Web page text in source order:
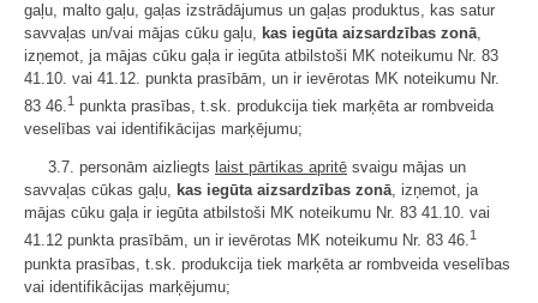
gaļu, malto gaļu, gaļas izstrādājumus un gaļas produktus, kas satur
savvaļas un/vai mājas cūku gaļu, kas iegūta aizsardzības zonā,
izņemot, ja mājas cūku gaļa ir iegūta atbilstoši MK noteikumu Nr. 83
41.10. vai 41.12. punkta prasībām, un ir ievērotas MK noteikumu Nr.
83 46.1 punkta prasības, t.sk. produkcija tiek marķēta ar rombveida
veselības vai identifikācijas marķējumu;
3.7. personām aizliegts laist pārtikas apritē svaigu mājas un
savvaļas cūkas gaļu, kas iegūta aizsardzības zonā, izņemot, ja
mājas cūku gaļa ir iegūta atbilstoši MK noteikumu Nr. 83 41.10. vai
41.12 punkta prasībām, un ir ievērotas MK noteikumu Nr. 83 46.1
punkta prasības, t.sk. produkcija tiek marķēta ar rombveida veselības
vai identifikācijas marķējumu;